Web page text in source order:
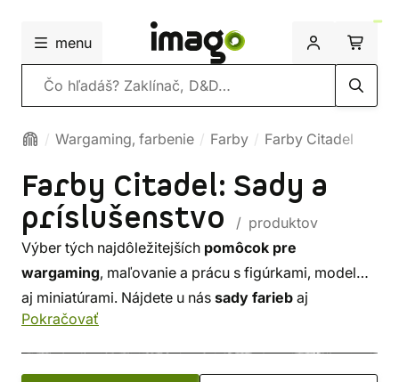
menu
Vyhľadávanie
Wargaming, farbenie Farby Farby Citadel
Farby Citadel: Sady a
príslušenstvo
/ produktov
Výber tých najdôležitejších pomôcok pre
wargaming, maľovanie a prácu s figúrkami, modelmi
aj miniatúrami. Nájdete u nás sady farieb aj
modelárskych nástrojov
pokročilých modelárov. Nájdete u nás držadlá na
Pokračovať